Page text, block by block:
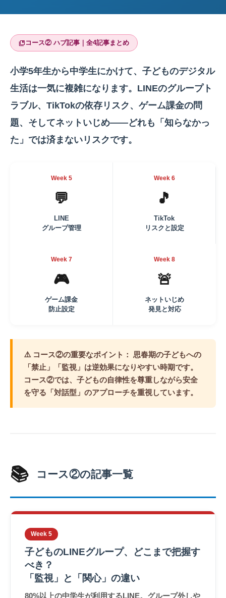
collections_bookmark コース② ハブ記事｜全4記事まとめ
小学5年生から中学生にかけて、子どものデジタル
生活は一気に複雑になります。LINEのグループト
ラブル、TikTokの依存リスク、ゲーム課金の問
題、そしてネットいじめ——どれも「知らなかっ
た」では済まないリスクです。
Week 5
💬
LINE
グループ管理
Week 6
🎵
TikTok
リスクと設定
Week 7
🎮
ゲーム課金
防止設定
Week 8
🚨
ネットいじめ
発見と対応
⚠️ コース②の重要なポイント： 思春期の子どもへの
「禁止」「監視」は逆効果になりやすい時期です。
コース②では、子どもの自律性を尊重しながら安全
を守る「対話型」のアプローチを重視しています。
📚 コース②の記事一覧
Week 5
子どものLINEグループ、どこまで把握す
べき？
「監視」と「関心」の違い
80%以上の中学生が利用するLINE。グループ外しや